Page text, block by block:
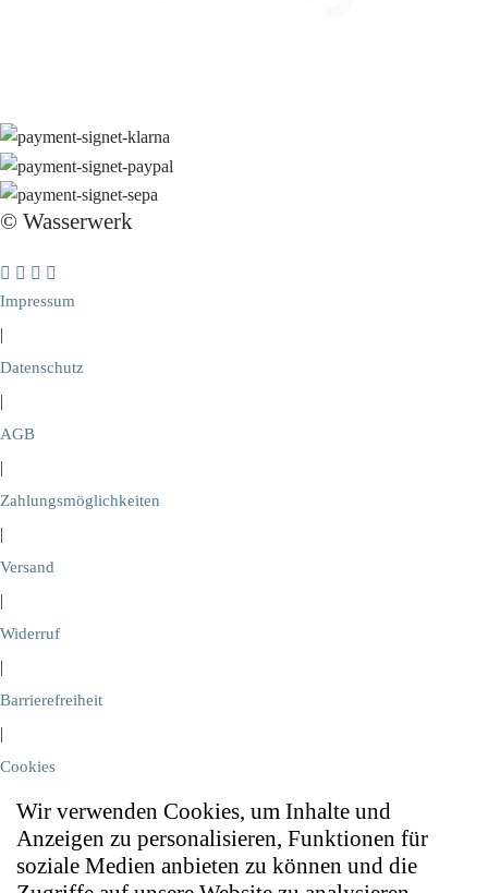
© Wasserwerk
Impressum
|
Datenschutz
|
AGB
|
Zahlungsmöglichkeiten
|
Versand
|
Widerruf
|
Barrierefreiheit
|
Cookies
Wir verwenden Cookies, um Inhalte und
Anzeigen zu personalisieren, Funktionen für
soziale Medien anbieten zu können und die